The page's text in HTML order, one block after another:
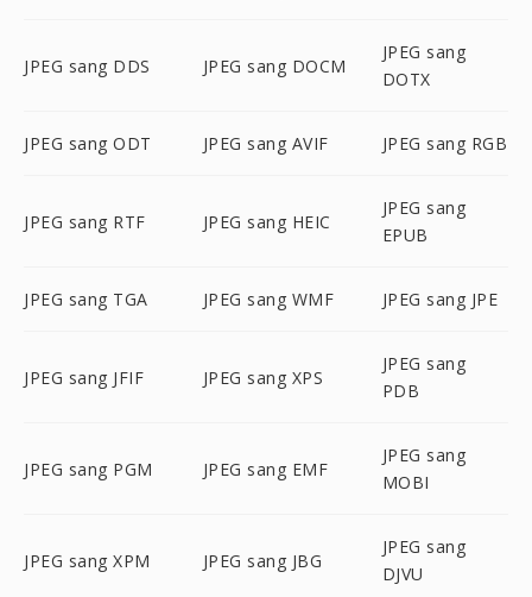
JPEG sang DDS JPEG sang DOCM
JPEG sang
DOTX
JPEG sang ODT JPEG sang AVIF JPEG sang RGB
JPEG sang RTF JPEG sang HEIC
JPEG sang
EPUB
JPEG sang TGA JPEG sang WMF JPEG sang JPE
JPEG sang JFIF JPEG sang XPS
JPEG sang
PDB
JPEG sang PGM JPEG sang EMF
JPEG sang
MOBI
JPEG sang XPM JPEG sang JBG
JPEG sang
DJVU